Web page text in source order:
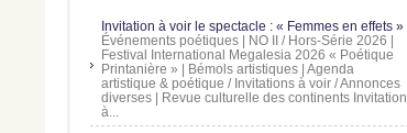
Invitation à voir le spectacle : « Femmes en effets »
Événements poétiques | NO II / Hors-Série 2026 |
Festival International Megalesia 2026 « Poétique
Printanière » | Bémols artistiques | Agenda
artistique & poétique / Invitations à voir / Annonces
diverses | Revue culturelle des continents Invitation
à...